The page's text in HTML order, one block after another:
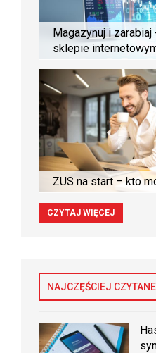
Magazynuj i
sklepie
ZUS na start – kto
CZYTAJ WIĘCEJ
NAJCZĘŚCIEJ CZYTANE